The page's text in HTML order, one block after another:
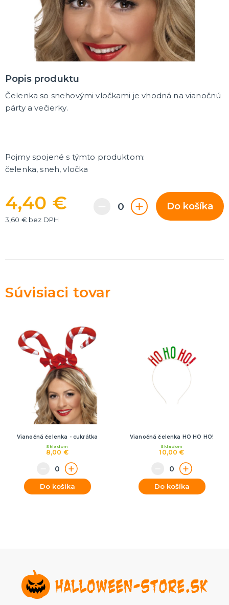
MASKY
Horor masky
Detské masky
Škrabošky
Gumové masky
ĎALŠIE KATEGÓRIE
Afro parochne
Dámske parochne
Pánske parochne
Párty dekorácie a vychytávky
Balóniky, hélium, sviečky
Hry - spoločenské aj intímne
VOLOVINY A ŽARTÍKY
Falošné úrazy
Popis produktu
Čelenka so snehovými vločkami je vhodná na vianočnú
párty a večierky.
Pojmy spojené s týmto produktom:
čelenka, sneh, vločka
4,40 €
3,60 € bez DPH
Do košíka
Súvisiaci tovar
Vianočná čelenka - cukrátka
8,00 €
Skladom
Do košíka
Vianočná čelenka HO HO HO!
10,00 €
Skladom
Do košíka